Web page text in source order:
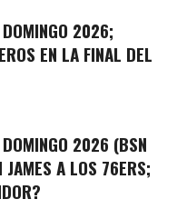
2026;
EN LA FINAL DEL
2026 (BSN
JAMES A LOS 76ERS;